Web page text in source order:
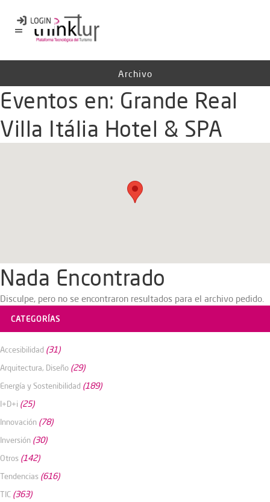
Archivo
Eventos en: Grande Real
Villa Itália Hotel & SPA
Nada Encontrado
Disculpe, pero no se encontraron resultados para el archivo pedido.
CATEGORÍAS
Accesibilidad (31)
Arquitectura, Diseño (29)
Energía y Sostenibilidad (189)
I+D+i (25)
Innovación (78)
Inversión (30)
Otros (142)
Tendencias (616)
TIC (363)